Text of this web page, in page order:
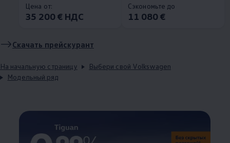
Цена от:
35 200 € НДС
Сэкономьте до
11 080 €
Скачать прейскурант
На начальную страницу
Выбери свой Volkswagen
Модельный ряд